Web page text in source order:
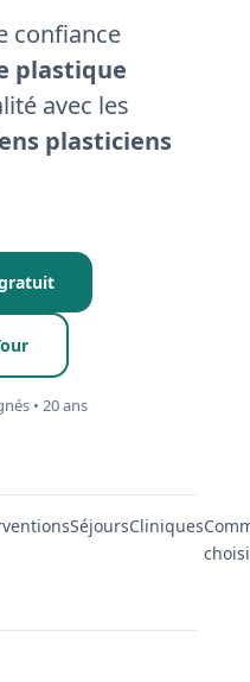
confiance
plastique
avec les
plasticiens
• 20 ans
SéjoursCliniques